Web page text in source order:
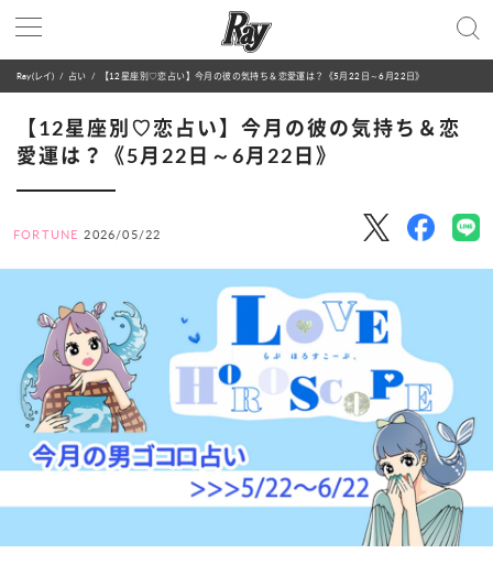
Ray(レイ) 占い 【12星座別♡恋占い】今月の彼の気持ち＆恋愛運は？《5月22日～6月22日》
【12星座別♡恋占い】今月の彼の気持ち＆恋
愛運は？《5月22日～6月22日》
FORTUNE 2026/05/22